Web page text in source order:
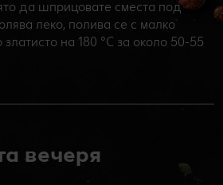
да шприцовате сместа под
леко, полива се с малко
на 180 °C за около 50-55
вечеря